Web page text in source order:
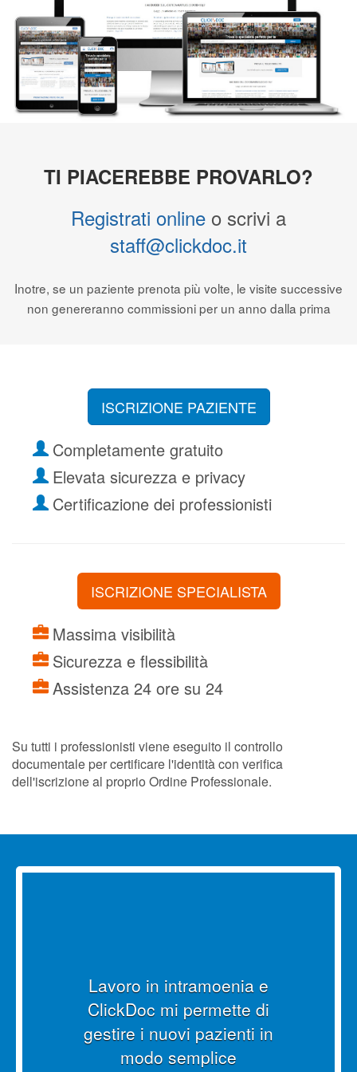
Segreteria virtuale
Teleconsulto
TI PIACEREBBE PROVARLO?
Registrati online o scrivi a
staff@clickdoc.it
Inotre, se un paziente prenota più volte, le visite successive
non genereranno commissioni per un anno dalla prima
ISCRIZIONE PAZIENTE
Completamente gratuito
Elevata sicurezza e privacy
Certificazione dei professionisti
ISCRIZIONE SPECIALISTA
Massima visibilità
Sicurezza e flessibilità
Assistenza 24 ore su 24
Su tutti i professionisti viene eseguito il controllo
documentale per certificare l'identità con verifica
dell'iscrizione al proprio Ordine Professionale.
Lavoro in due città
loro e il web mi
essere sempre